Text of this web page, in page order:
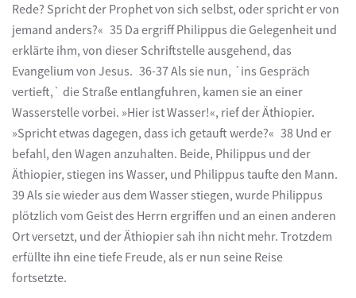
Rede? Spricht der Prophet von sich selbst, oder spricht er von
jemand anders?« 35 Da ergriff Philippus die Gelegenheit und
erklärte ihm, von dieser Schriftstelle ausgehend, das
Evangelium von Jesus. 36-37 Als sie nun, ´ins Gespräch
vertieft,` die Straße entlangfuhren, kamen sie an einer
Wasserstelle vorbei. »Hier ist Wasser!«, rief der Äthiopier.
»Spricht etwas dagegen, dass ich getauft werde?« 38 Und er
befahl, den Wagen anzuhalten. Beide, Philippus und der
Äthiopier, stiegen ins Wasser, und Philippus taufte den Mann.
39 Als sie wieder aus dem Wasser stiegen, wurde Philippus
plötzlich vom Geist des Herrn ergriffen und an einen anderen
Ort versetzt, und der Äthiopier sah ihn nicht mehr. Trotzdem
erfüllte ihn eine tiefe Freude, als er nun seine Reise
fortsetzte.